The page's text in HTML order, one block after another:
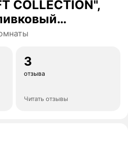
COLLECTION",
3
отзыва
Читать отзывы